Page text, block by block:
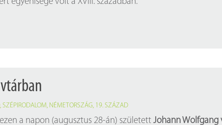
Próbahozzáférések
,SZÉPIRODALOM, NÉMETORSZÁG, 19. SZÁZAD
a napon (augusztus 28-án) születettJohann Wolfgang